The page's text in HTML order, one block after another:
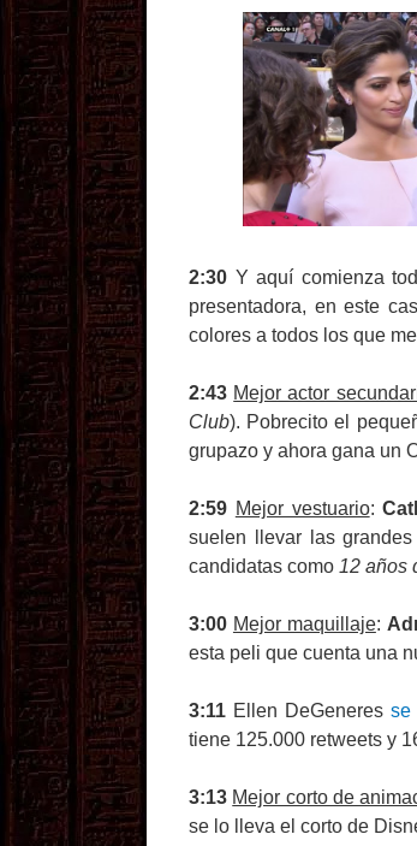
2:30 Y aquí comienza
presentadora, en este
colores a todos los que
2:43 Mejor actor
Club). Pobrecito el
grupazo y ahora gana un
2:59 Mejor vestuario:
suelen llevar las
candidatas como 12 años
3:00 Mejor maquillaje:
esta peli que cuenta una
3:11 Ellen DeGeneres se
tiene 125.000 retweets y
3:13 Mejor corto de
se lo lleva el corto de